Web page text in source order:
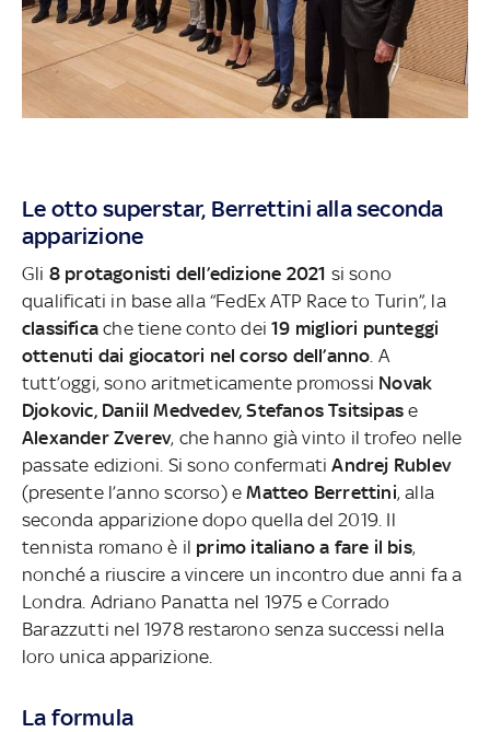
Le otto superstar, Berrettini alla seconda
apparizione
Gli 8 protagonisti dell’edizione 2021 si sono
qualificati in base alla “FedEx ATP Race to Turin”, la
classificache tiene conto dei19 migliori punteggi
ottenuti dai giocatori nel corso dell’anno. A
tutt’oggi, sono aritmeticamente promossi Novak
Djokovic, Daniil Medvedev, Stefanos Tsitsipase
Alexander Zverev, che hanno già vinto il trofeo nelle
passate edizioni. Si sono confermatiAndrej Rublev
(presente l’anno scorso) e Matteo Berrettini, alla
seconda apparizione dopo quella del 2019. Il
tennista romano è il primo italiano a fare il bis,
nonché a riuscire a vincere un incontro due anni fa a
Londra. Adriano Panatta nel 1975 e Corrado
Barazzutti nel 1978 restarono senza successi nella
loro unica apparizione.
La formula